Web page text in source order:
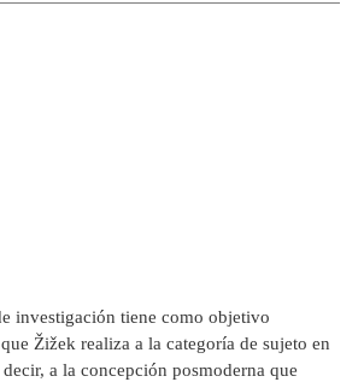
investigación tiene como objetivo
Žižek realiza a la categoría de sujeto en
a la concepción posmoderna que